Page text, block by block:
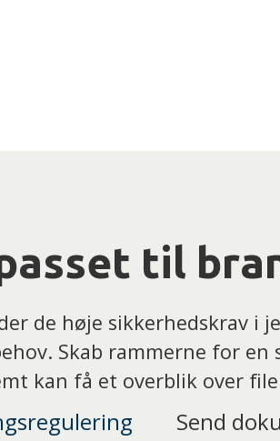
til
de høje sikkerhedskrav i
Skab rammerne for
kan få et overblik over
Send